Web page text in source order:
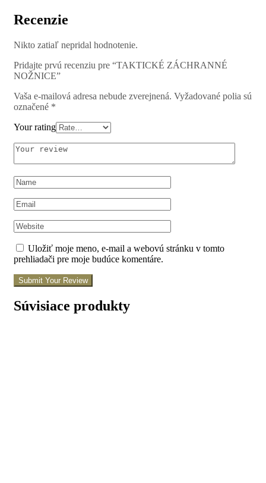
Recenzie
Nikto zatiaľ nepridal hodnotenie.
Pridajte prvú recenziu pre “TAKTICKÉ ZÁCHRANNÉ
NOŽNICE”
Vaša e-mailová adresa nebude zverejnená. Vyžadované polia sú
označené *
Your rating
Uložiť moje meno, e-mail a webovú stránku v tomto
prehliadači pre moje budúce komentáre.
Submit Your Review
Súvisiace produkty